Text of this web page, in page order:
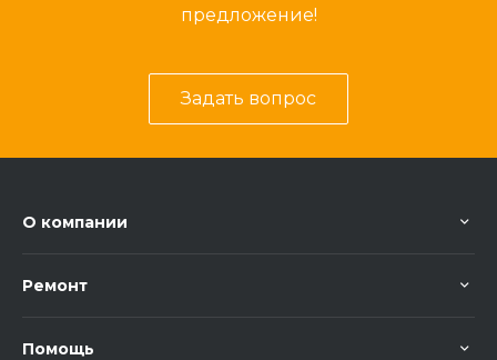
предложение!
Задать вопрос
О компании
Ремонт
Помощь